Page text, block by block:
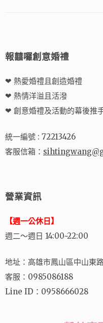
報囍囉創意婚禮
❤ 熱愛婚禮且創造婚禮
❤ 熱情洋溢且活潑
❤ 創意婚禮及活動的幕後推
統一編號 : 72213426
客服信箱：
營業資訊
【週一公休日】
週二～週日 14:00~22:00
地址：高雄市鳳山區中山東
客服：0985086188
Line ID：0958666028